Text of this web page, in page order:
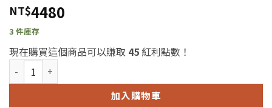
NT$4480
3 件庫存
現在購買這個商品可以賺取 45紅利點數！
Scholl The Rock Premium Wax(Scholl 堅石棕櫚蠟) *200ml 數量
加入購物車